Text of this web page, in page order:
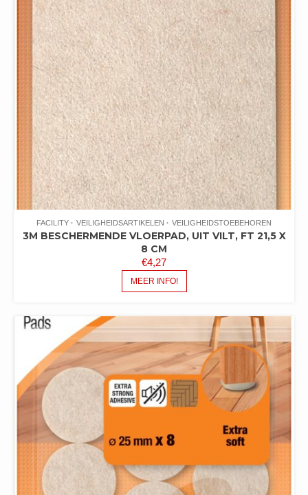
FACILITY VEILIGHEIDSARTIKELEN VEILIGHEIDSTOEBEHOREN
3M BESCHERMENDE VLOERPAD, UIT VILT, FT 21,5 X
8 CM
€4,27
MEER INFO!